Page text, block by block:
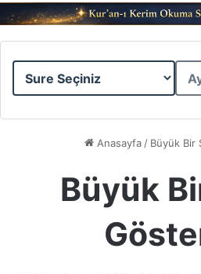
Sure
Ayet
Anasayfa / Büyük Bir
Büyük